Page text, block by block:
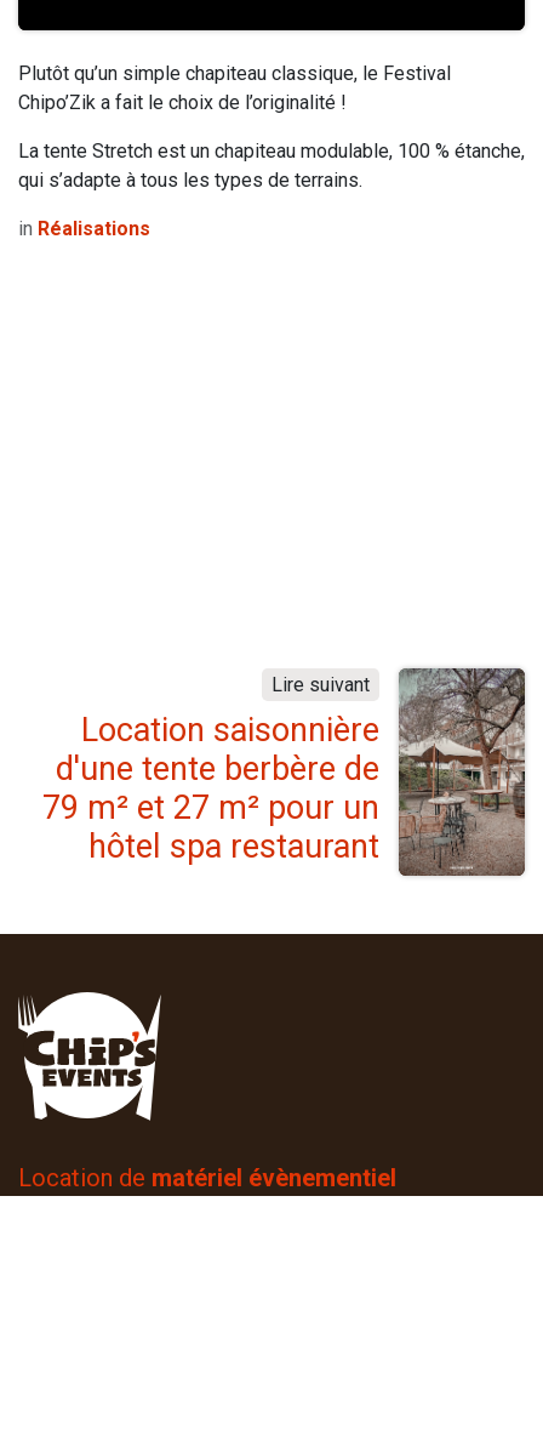
Plutôt qu’un simple chapiteau classique, le Festival
Chipo’Zik a fait le choix de l’originalité !
La tente Stretch est un chapiteau modulable, 100 % étanche,
qui s’adapte à tous les types de terrains.
in Réalisations
Lire suivant
Location saisonnière
d'une tente berbère de
79 m² et 27 m² pour un
hôtel spa restaurant
Location de matériel évènementiel